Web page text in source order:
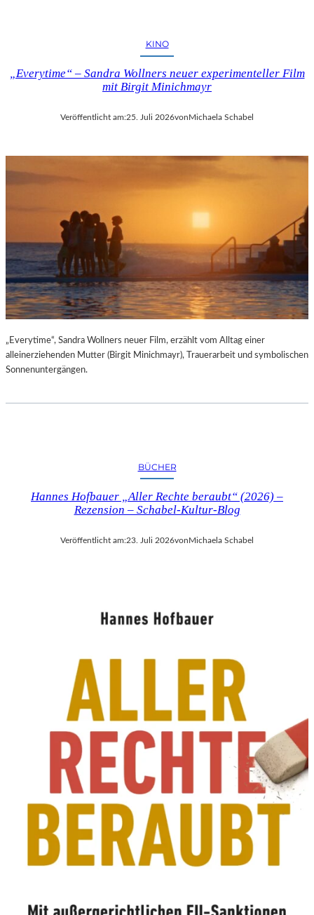
KINO
„Everytime“ – Sandra Wollners neuer experimenteller Film
mit Birgit Minichmayr
Veröffentlicht am:25. Juli 2026von Michaela Schabel
„Everytime“, Sandra Wollners neuer Film, erzählt vom Alltag einer
alleinerziehenden Mutter (Birgit Minichmayr), Trauerarbeit und symbolischen
Sonnenuntergängen.
BÜCHER
Hannes Hofbauer „Aller Rechte beraubt“ (2026) –
Rezension – Schabel-Kultur-Blog
Veröffentlicht am:23. Juli 2026vonMichaela Schabel